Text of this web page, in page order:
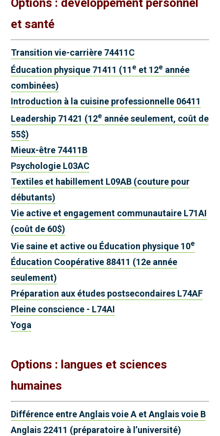
Options : développement personnel
et santé
Transition vie-carrière 74411C
Éducation physique 71411 (11 e et 12e année
combinées)
Introduction à la cuisine professionnelle 06411
Leadership 71421 (12e année seulement, coût de
55$)
Mieux-être 74411B
Psychologie L03AC
Textiles et habillement L09AB (couture pour
débutants)
Vie active et engagement communautaire L71AI
(coût de 60$)
Vie saine et active ou Éducation physique 10e
Éducation Coopérative 88411 (12e année
seulement)
Préparation aux études postsecondaires L74AF
Pleine conscience - L74AI
Yoga
Options : langues et sciences
humaines
Différence entre Anglais voie A et Anglais voie B
Anglais 22411 (préparatoire à l’université)